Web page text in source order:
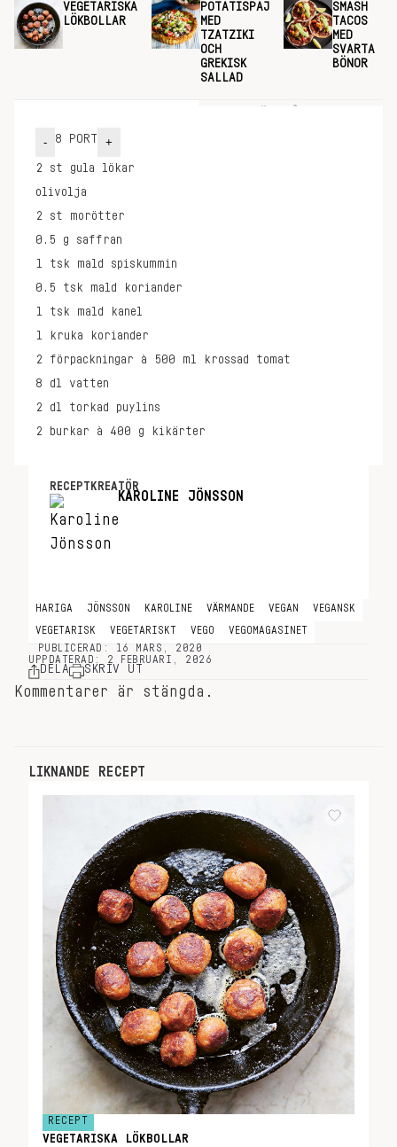
VEGETARISKA
LÖKBOLLAR
POTATISPAJ
MED
TZATZIKI
OCH
GREKISK
SALLAD
SMASH
TACOS
MED
SVARTA
BÖNOR
- 8 PORT +
2 st
gula lökar
olivolja
2 st
morötter
0.5 g
saffran
1 tsk
mald spiskummin
0.5 tsk
mald koriander
1 tsk
mald kanel
1
kruka
koriander
2 förpackningar à 500 ml
krossad tomat
8 dl
vatten
2 dl
torkad puylins
2
burkar à 400 g kikärter
RECEPTKREATÖR
KAROLINE JÖNSSON
HARIGA JÖNSSON KAROLINE VÄRMANDE VEGAN VEGANSK
VEGETARISK VEGETARISKT VEGO
VEGOMAGASINET
PUBLICERAD: 16 MARS, 2020
UPPDATERAD: 2 FEBRUARI, 2026
DELA SKRIV UT
Kommentarer är stängda.
LIKNANDE RECEPT
RECEPT
VEGETARISKA LÖKBOLLAR